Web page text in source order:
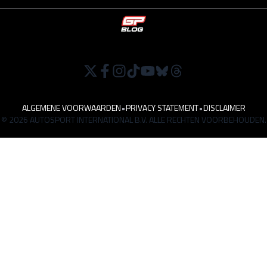
ALGEMENE VOORWAARDEN•PRIVACY STATEMENT•DISCLAIMER
© 2026 AUTOSPORT INTERNATIONAL B.V. ALLE RECHTEN VOORBEHOUDEN.